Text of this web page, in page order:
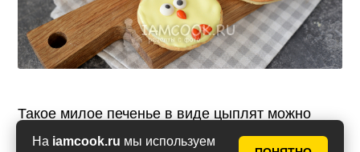
На iamcook.ru мы используем
Такое милое печенье в виде цыплят можно
приготовить на любые детские праздники.